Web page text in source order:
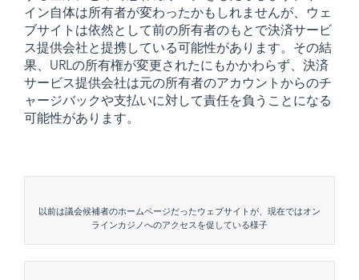
イン自体は所有者が変わったかもしれませんが、ウェ
ブサイトは依然として前の所有者のもとで決済サービ
ス提供会社と提携している可能性があります。その結
果、 URLの所有権が変更されたにもかかわらず、決済
サービス提供会社は元の所有者のアカウントからのチ
ャージバックや支払いに対して責任を負うことになる
可能性があります。
以前は議会候補者のホームページだったウェブサイトが、現在ではオン
ラインカジノへのアクセスを促している様子